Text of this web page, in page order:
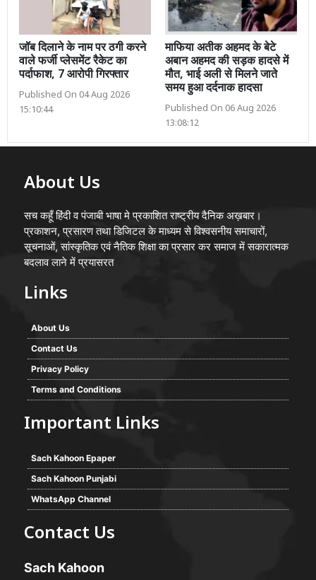
जॉब दिलाने के नाम पर ठगी करने
वाले फर्जी प्लेसमेंट रैकेट का
पर्दाफाश, 7 आरोपी गिरफ्तार
Published On 04 Aug 2026
15:10:44
माफिया अतीक अहमद के बेटे
अबान अहमद की सड़क हादसे में
मौत, भाई अली से मिलने जाते
समय हुआ दर्दनाक हादसा
Published On 06 Aug 2026
13:08:12
About Us
सच कहूँ हिंदी व पंजाबी भाषा मे प्रकाशित राष्ट्रीय दैनिक अख़बार।
प्रकाशन, प्रसारण तथा डिजिटल के माध्यम से विश्वसनीय समाचारों,
सूचनाओं, सांस्कृतिक एवं नैतिक शिक्षा का प्रसार कर समाज में सकारात्मक
बदलाव लाने में प्रयासरत
Links
About Us
Contact Us
Privacy Policy
Terms and Conditions
Important Links
Sach Kahoon Epaper
Sach Kahoon Punjabi
WhatsApp Channel
Contact Us
Sach Kahoon